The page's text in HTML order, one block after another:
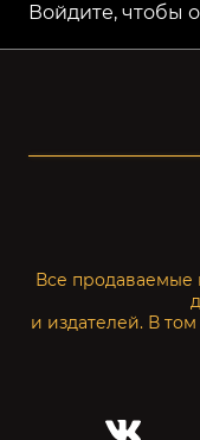
Войдите, чтобы
Все продаваемые
и издателей. В